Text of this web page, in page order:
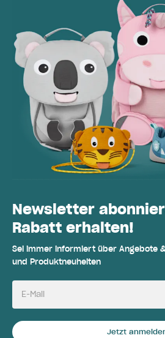
Newsletter
Rabatt erhalten!
Sei immer informiert über Angebote
und Produktneuheiten
E-Mail
Jetzt